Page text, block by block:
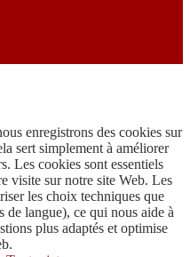
enregistrons des cookies sur
sert simplement à améliorer
Les cookies sont essentiels
visite sur notre site Web. Les
les choix techniques que
de langue), ce qui nous aide à
plus adaptés et optimise